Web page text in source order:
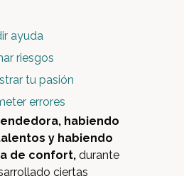
ayuda
riesgos
tu pasión
errores
habiendo
y habiendo
de confort, durante
ciertas